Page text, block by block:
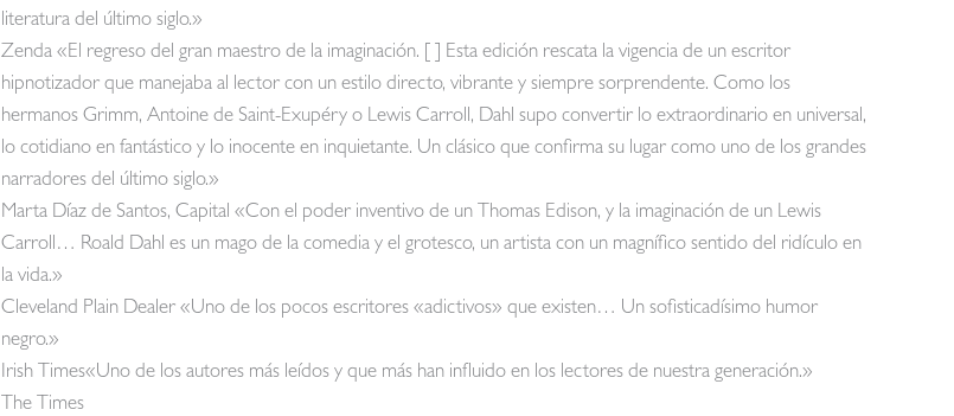
literatura del último siglo.»
Zenda «El regreso del gran maestro de la imaginación. [ ] Esta edición rescata la vigencia de un escritor
hipnotizador que manejaba al lector con un estilo directo, vibrante y siempre sorprendente. Como los
hermanos Grimm, Antoine de Saint-Exupéry o Lewis Carroll, Dahl supo convertir lo extraordinario en universal,
lo cotidiano en fantástico y lo inocente en inquietante. Un clásico que confirma su lugar como uno de los grandes
narradores del último siglo.»
Marta Díaz de Santos, Capital «Con el poder inventivo de un Thomas Edison, y la imaginación de un Lewis
Carroll… Roald Dahl es un mago de la comedia y el grotesco, un artista con un magnífico sentido del ridículo en
la vida.»
Cleveland Plain Dealer «Uno de los pocos escritores «adictivos» que existen… Un sofisticadísimo humor
negro.»
Irish Times«Uno de los autores más leídos y que más han influido en los lectores de nuestra generación.»
The Times